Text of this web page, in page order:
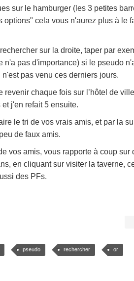
sur le hamburger (les 3 petites
options" cela vous n'aurez plus à le
sur la droite, taper par
n'a pas d'importance) si le pseudo
pas venu ces derniers jours.
revenir chaque fois sur l’hôtel de
j'en refait 5 ensuite.
le tri de vos vrais amis, et par la
de faux amis.
vos amis, vous rapporte à coup sur
en cliquant sur visiter la taverne,
des PFs.
pseudo rechercher or